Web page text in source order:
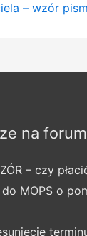
– wzór
na forum
– czy
MOPS o